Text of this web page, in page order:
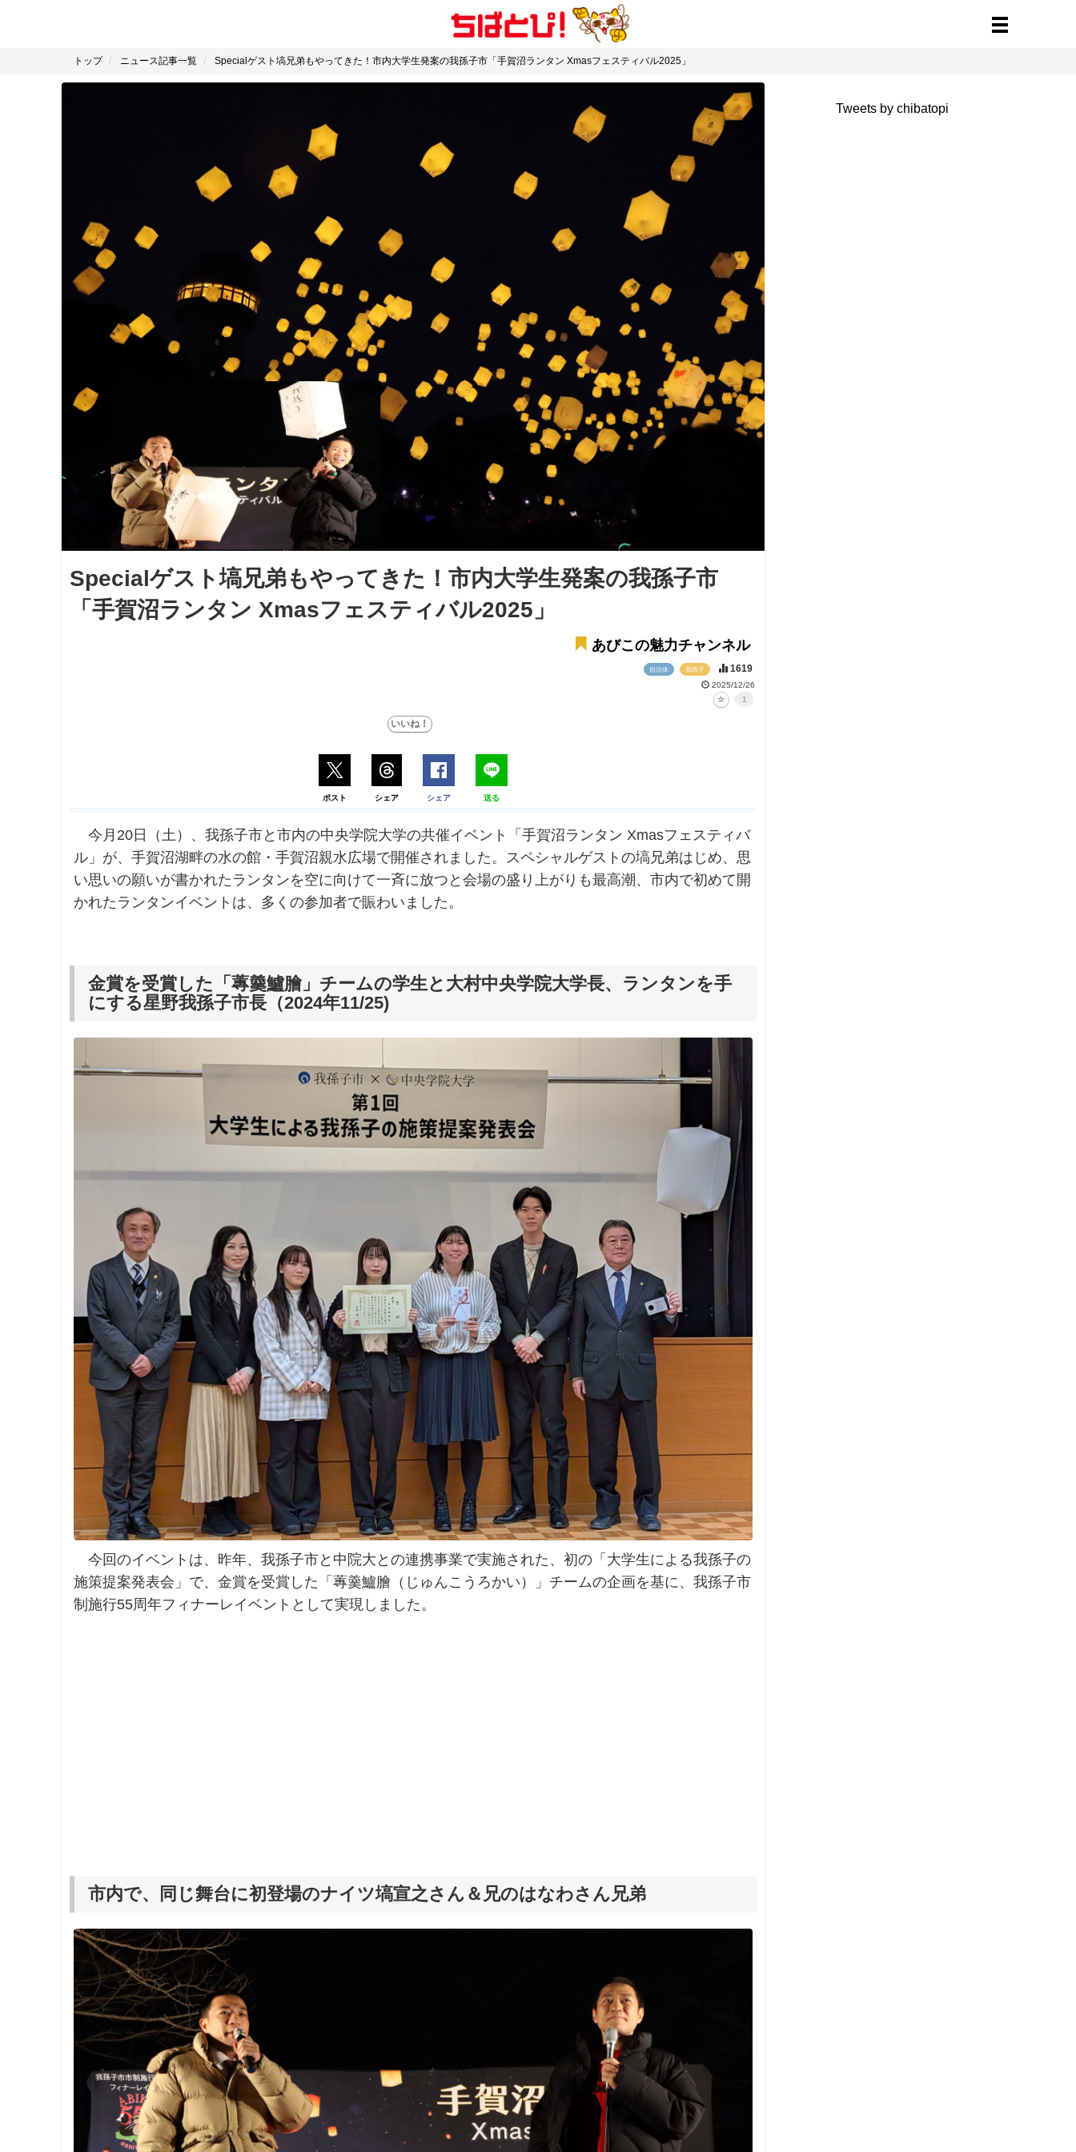
トップ ニュース記事一覧 Specialゲスト塙兄弟もやってきた！市内大学生発案の我孫子市「手賀沼ランタン Xmasフェスティバル2025」
Specialゲスト塙兄弟もやってきた！市内大学生発案の我孫子市
「手賀沼ランタン Xmasフェスティバル2025」
あびこの魅力チャンネル
自治体 我孫子 1619
2025/12/26
1
ポスト シェア シェア 送る
今月20日（土）、我孫子市と市内の中央学院大学の共催イベント「手賀沼ランタン Xmasフェスティバ
ル」が、手賀沼湖畔の水の館・手賀沼親水広場で開催されました。スペシャルゲストの塙兄弟はじめ、思
い思いの願いが書かれたランタンを空に向けて一斉に放つと会場の盛り上がりも最高潮、市内で初めて開
かれたランタンイベントは、多くの参加者で賑わいました。
金賞を受賞した「蓴羹鱸膾」チームの学生と大村中央学院大学長、ランタンを手
にする星野我孫子市長（2024年11/25)
今回のイベントは、昨年、我孫子市と中院大との連携事業で実施された、初の「大学生による我孫子の
施策提案発表会」で、金賞を受賞した「蓴羹鱸膾（じゅんこうろかい）」チームの企画を基に、我孫子市
制施行55周年フィナーレイベントとして実現しました。
市内で、同じ舞台に初登場のナイツ塙宣之さん＆兄のはなわさん兄弟
Tweets by chibatopi